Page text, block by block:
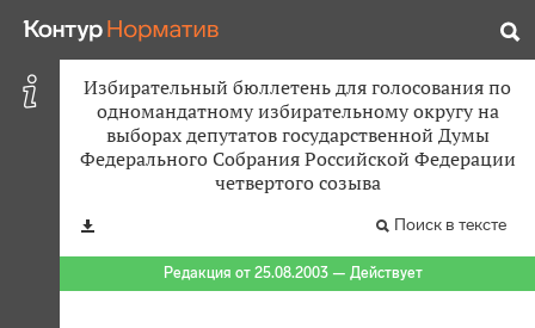
Избирательный бюллетень для голосования по
одномандатному избирательному округу на
выборах депутатов государственной Думы
Федерального Собрания Российской Федерации
четвертого созыва
Поиск в тексте
Редакция от 25.08.2003 — Действует